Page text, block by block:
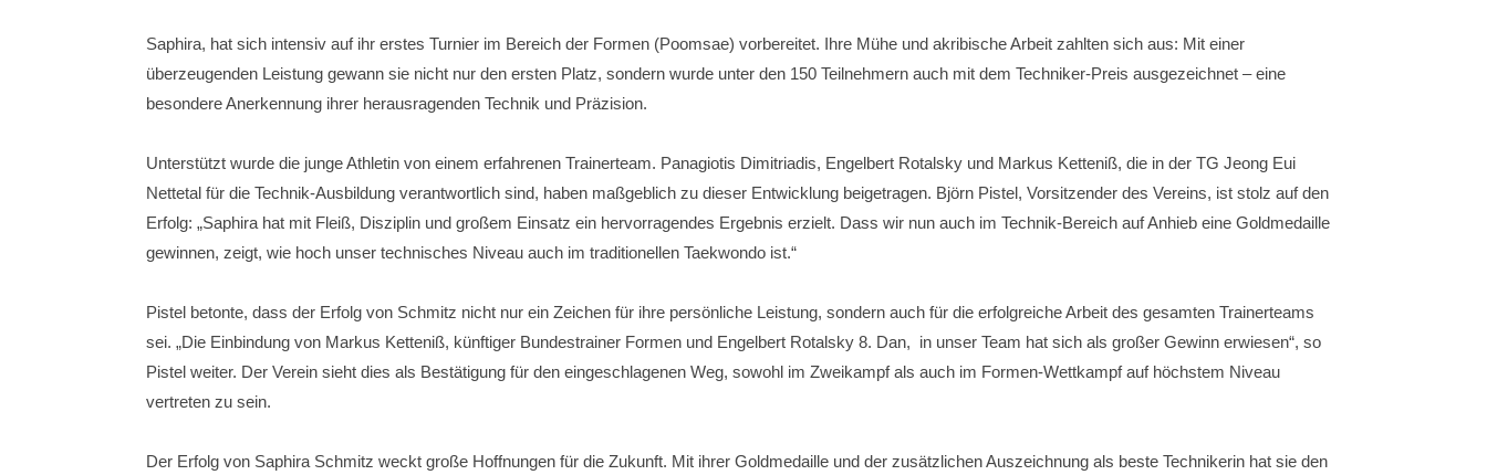
Saphira, hat sich intensiv auf ihr erstes Turnier im Bereich der Formen (Poomsae) vorbereitet. Ihre Mühe und akribische Arbeit zahlten sich aus: Mit einer
überzeugenden Leistung gewann sie nicht nur den ersten Platz, sondern wurde unter den 150 Teilnehmern auch mit dem Techniker-Preis ausgezeichnet – eine
besondere Anerkennung ihrer herausragenden Technik und Präzision.
Unterstützt wurde die junge Athletin von einem erfahrenen Trainerteam. Panagiotis Dimitriadis, Engelbert Rotalsky und Markus Ketteniß, die in der TG Jeong Eui
Nettetal für die Technik-Ausbildung verantwortlich sind, haben maßgeblich zu dieser Entwicklung beigetragen. Björn Pistel, Vorsitzender des Vereins, ist stolz auf den
Erfolg: „Saphira hat mit Fleiß, Disziplin und großem Einsatz ein hervorragendes Ergebnis erzielt. Dass wir nun auch im Technik-Bereich auf Anhieb eine Goldmedaille
gewinnen, zeigt, wie hoch unser technisches Niveau auch im traditionellen Taekwondo ist.“
Pistel betonte, dass der Erfolg von Schmitz nicht nur ein Zeichen für ihre persönliche Leistung, sondern auch für die erfolgreiche Arbeit des gesamten Trainerteams
sei. „Die Einbindung von Markus Ketteniß, künftiger Bundestrainer Formen und Engelbert Rotalsky 8. Dan, in unser Team hat sich als großer Gewinn erwiesen“, so
Pistel weiter. Der Verein sieht dies als Bestätigung für den eingeschlagenen Weg, sowohl im Zweikampf als auch im Formen-Wettkampf auf höchstem Niveau
vertreten zu sein.
Der Erfolg von Saphira Schmitz weckt große Hoffnungen für die Zukunft. Mit ihrer Goldmedaille und der zusätzlichen Auszeichnung als beste Technikerin hat sie den